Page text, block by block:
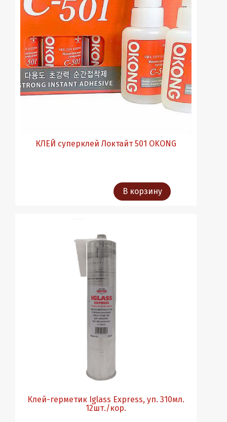
КЛЕЙ суперклей Локтайт 501 OKONG
В корзину
Клей-герметик Iglass Express, уп. 310мл.
12шт./кор.